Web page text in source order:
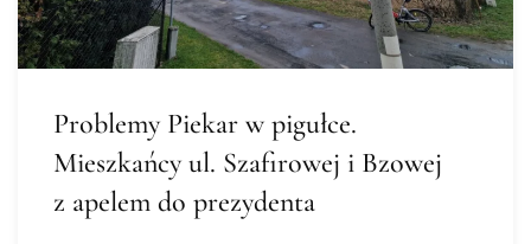
Problemy Piekar w pigułce.
Mieszkańcy ul. Szafirowej i Bzowej
z apelem do prezydenta